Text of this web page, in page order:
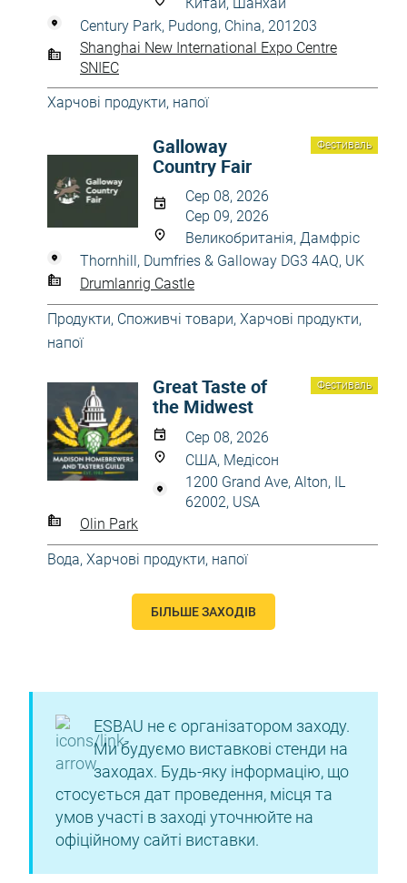
Century Park, Pudong, China, 201203
Shanghai New International Expo Centre
SNIEC
Харчові продукти, напої
Фестиваль
Galloway
Country Fair
Сер 08, 2026
Сер 09, 2026
Великобританія, Дамфріс
Thornhill, Dumfries & Galloway DG3 4AQ, UK
Drumlanrig Castle
Продукти, Споживчі товари, Харчові продукти,
напої
Фестиваль
Great Taste of
the Midwest
Сер 08, 2026
США, Медісон
1200 Grand Ave, Alton, IL
62002, USA
Olin Park
Вода, Харчові продукти, напої
БІЛЬШЕ ЗАХОДІВ
ESBAU не є організатором заходу.
Ми будуємо виставкові стенди на
заходах. Будь-яку інформацію, що
стосується дат проведення, місця та
умов участі в заході уточнюйте на
офіційному сайті виставки.